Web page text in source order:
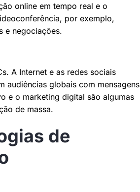
online em tempo real e o
por exemplo,
e negociações.
A Internet e as redes sociais
audiências globais com mensagens
e o marketing digital são algumas
de massa.
de